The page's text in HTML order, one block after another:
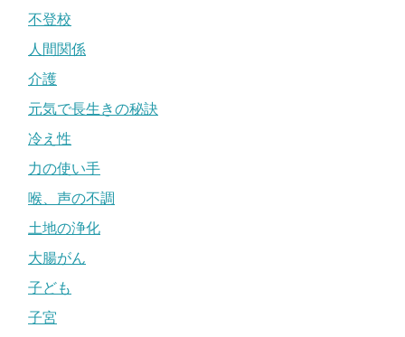
不登校
人間関係
介護
元気で長生きの秘訣
冷え性
力の使い手
喉、声の不調
土地の浄化
大腸がん
子ども
子宮